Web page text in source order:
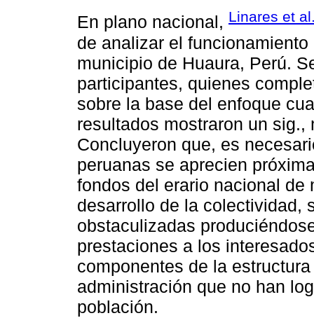
En plano nacional, Linares et
de analizar el
municipio de Huaura, Perú.
participantes, quienes
sobre la base del enfoque
resultados mostraron un
Concluyeron que, es
peruanas se aprecien
fondos del erario nacional de
desarrollo de la colectividad,
obstaculizadas
prestaciones a los
componentes de la
administración que no han
población.